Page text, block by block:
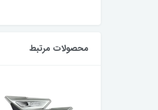
محصولات مرتبط